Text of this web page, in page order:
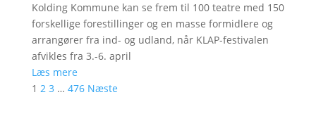
Kolding Kommune kan se frem til 100 teatre med 150
forskellige forestillinger og en masse formidlere og
arrangører fra ind- og udland, når KLAP-festivalen
afvikles fra 3.-6. april
Læs mere
1 2 3 … 476 Næste